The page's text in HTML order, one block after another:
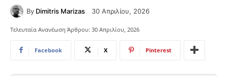
By Dimitris Marizas 30 Απριλίου, 2026
Τελευταία Ανανέωση Άρθρου: 30 Απριλίου, 2026
Facebook X Pinterest